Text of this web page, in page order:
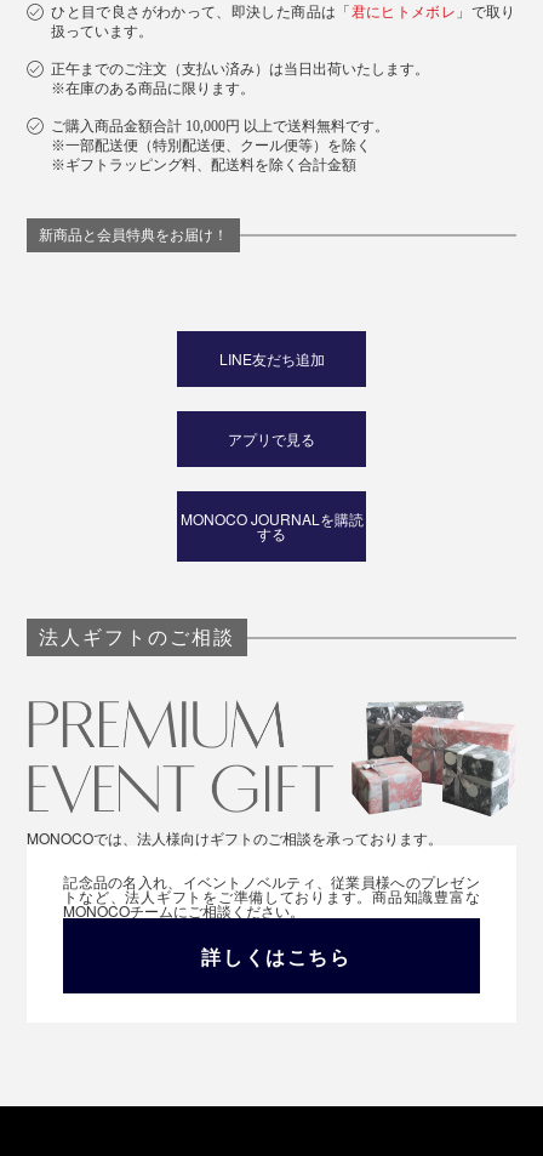
ひと目で良さがわかって、即決した商品は「 君にヒトメボレ 」で取り
扱っています。
正午までのご注文（支払い済み）は当日出荷いたします。
※在庫のある商品に限ります。
ご購入商品金額合計 10,000円 以上で送料無料です。
※一部配送便（特別配送便、クール便等）を除く
※ギフトラッピング料、配送料を除く合計金額
新商品と会員特典をお届け！
LINE友だち追加
アプリで見る
MONOCO JOURNALを購読
する
法人ギフトのご相談
MONOCOでは、法人様向けギフトのご相談を承っております。
記念品の名入れ、イベントノベルティ、従業員様へのプレゼン
トなど、法人ギフトをご準備しております。商品知識豊富な
MONOCOチームにご相談ください。
詳しくはこちら